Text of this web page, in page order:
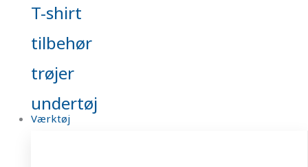
T-shirt
tilbehør
trøjer
undertøj
Værktøj